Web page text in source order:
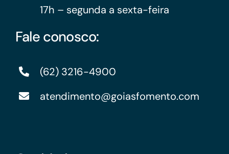
17h – segunda a sexta-feira
Fale conosco:
(62) 3216-4900
atendimento@goiasfomento.com